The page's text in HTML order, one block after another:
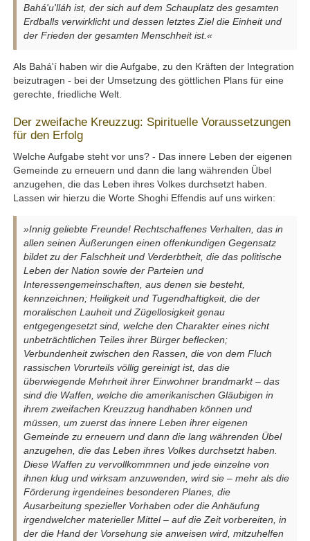
Bahá'u'lláh ist, der sich auf dem Schauplatz des gesamten
Erdballs verwirklicht und dessen letztes Ziel die Einheit und
der Frieden der gesamten Menschheit ist.«
Als Bahá'í haben wir die Aufgabe, zu den Kräften der Integration
beizutragen - bei der Umsetzung des göttlichen Plans für eine
gerechte, friedliche Welt.
Der zweifache Kreuzzug: Spirituelle Voraussetzungen
für den Erfolg
Welche Aufgabe steht vor uns? - Das innere Leben der eigenen
Gemeinde zu erneuern und dann die lang währenden Übel
anzugehen, die das Leben ihres Volkes durchsetzt haben.
Lassen wir hierzu die Worte Shoghi Effendis auf uns wirken:
»Innig geliebte Freunde! Rechtschaffenes Verhalten, das in
allen seinen Äußerungen einen offenkundigen Gegensatz
bildet zu der Falschheit und Verderbtheit, die das politische
Leben der Nation sowie der Parteien und
Interessengemeinschaften, aus denen sie besteht,
kennzeichnen; Heiligkeit und Tugendhaftigkeit, die der
moralischen Lauheit und Zügellosigkeit genau
entgegengesetzt sind, welche den Charakter eines nicht
unbeträchtlichen Teiles ihrer Bürger beflecken;
Verbundenheit zwischen den Rassen, die von dem Fluch
rassischen Vorurteils völlig gereinigt ist, das die
überwiegende Mehrheit ihrer Einwohner brandmarkt – das
sind die Waffen, welche die amerikanischen Gläubigen in
ihrem zweifachen Kreuzzug handhaben können und
müssen, um zuerst das innere Leben ihrer eigenen
Gemeinde zu erneuern und dann die lang währenden Übel
anzugehen, die das Leben ihres Volkes durchsetzt haben.
Diese Waffen zu vervollkommnen und jede einzelne von
ihnen klug und wirksam anzuwenden, wird sie – mehr als die
Förderung irgendeines besonderen Planes, die
Ausarbeitung spezieller Vorhaben oder die Anhäufung
irgendwelcher materieller Mittel – auf die Zeit vorbereiten, in
der die Hand der Vorsehung sie anweisen wird, mitzuhelfen